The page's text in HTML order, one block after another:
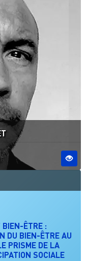
BIEN-ÊTRE :
DU BIEN-ÊTRE AU
PRISME DE LA
SOCIALE